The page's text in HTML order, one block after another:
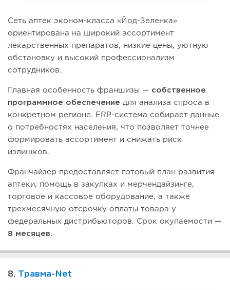
Сеть аптек эконом-класса «Йод-Зеленка»
ориентирована на широкий ассортимент
лекарственных препаратов, низкие цены, уютную
обстановку и высокий профессионализм
сотрудников.
Главная особенность франшизы — собственное
программное обеспечение для анализа спроса в
конкретном регионе. ERP-система собирает данные
о потребностях населения, что позволяет точнее
формировать ассортимент и снижать риск
излишков.
Франчайзер предоставляет готовый план развития
аптеки, помощь в закупках и мерчендайзинге,
торговое и кассовое оборудование, а также
трехмесячную отсрочку оплаты товара у
федеральных дистрибьюторов. Срок окупаемости —
8 месяцев.
8. Травма-Net